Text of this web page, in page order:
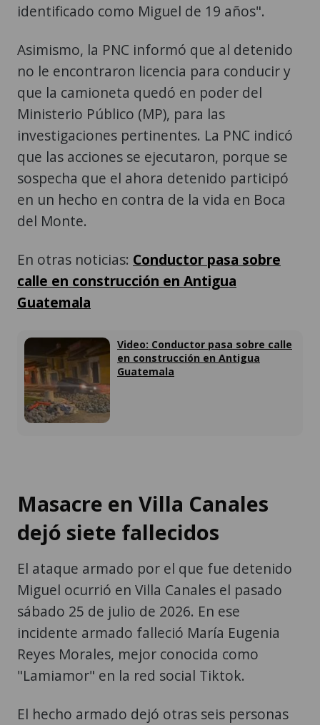
identificado como Miguel de 19 años".
Asimismo, la PNC informó que al detenido
no le encontraron licencia para conducir y
que la camioneta quedó en poder del
Ministerio Público (MP), para las
investigaciones pertinentes. La PNC indicó
que las acciones se ejecutaron, porque se
sospecha que el ahora detenido participó
en un hecho en contra de la vida en Boca
del Monte.
En otras noticias: Conductor pasa sobre
calle en construcción en Antigua
Guatemala
Video: Conductor pasa sobre calle
en construcción en Antigua
Guatemala
Masacre en Villa Canales
dejó siete fallecidos
El ataque armado por el que fue detenido
Miguel ocurrió en Villa Canales el pasado
sábado 25 de julio de 2026. En ese
incidente armado falleció María Eugenia
Reyes Morales, mejor conocida como
"Lamiamor" en la red social Tiktok.
El hecho armado dejó otras seis personas